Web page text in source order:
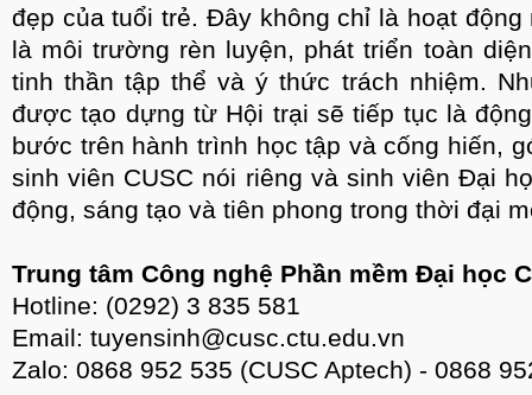
đẹp của tuổi trẻ. Đây không chỉ là hoạt
là môi trường rèn luyện, phát triển toàn
tinh thần tập thể và ý thức trách nhiệm.
được tạo dựng từ Hội trại sẽ tiếp tục là
bước trên hành trình học tập và cống hiến,
sinh viên CUSC nói riêng và sinh viên Đại
động, sáng tạo và tiên phong trong thời đại
Trung tâm Công nghệ Phần mềm Đại học
Hotline: (0292) 3 835 581
Email: tuyensinh@cusc.ctu.edu.vn
Zalo: 0868 952 535 (CUSC Aptech) - 0868